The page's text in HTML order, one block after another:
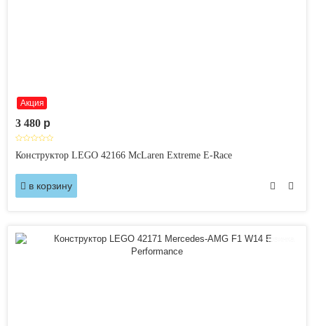
Акция
3 480 p
Конструктор LEGO 42166 McLaren Extreme E-Race
в корзину
Новинка